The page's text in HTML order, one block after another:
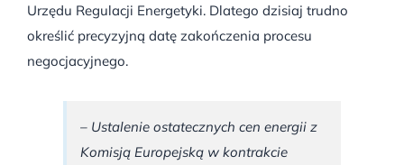
Urzędu Regulacji Energetyki. Dlatego dzisiaj trudno
określić precyzyjną datę zakończenia procesu
negocjacyjnego.
– Ustalenie ostatecznych cen energii z
Komisją Europejską w kontrakcie